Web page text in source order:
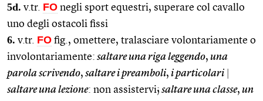
5d. v.tr. FO negli sport equestri, superare col cavallo
uno degli ostacoli fissi
6. v.tr. FO fig., omettere, tralasciare volontariamente o
involontariamente: saltare una riga leggendo, una
parola scrivendo, saltare i preamboli, i particolari
saltare una lezione: non assistervi; saltare una classe, un